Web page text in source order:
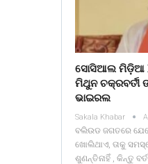
ସୋସିଆଲ ମିଡ଼ିଆ
ମିଥୁନ ଚକ୍ରବର୍ତୀ
ଭାଇରଲ
Sakala Khabar
ବଲିଉଡ ଜଗତରେ
ଖୋଲିଥାଏ, ତାକୁ
ଶୁଣନ୍ତିନାହିଁ , କିନ୍ତୁ